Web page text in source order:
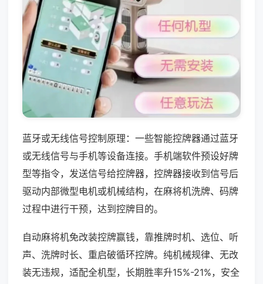
蓝牙或无线信号控制原理：一些智能控牌器通过蓝牙
或无线信号与手机等设备连接。手机端软件预设好牌
型等指令，发送信号给控牌器，控牌器接收到信号后
驱动内部微型电机或机械结构，在麻将机洗牌、码牌
过程中进行干预，达到控牌目的。
自动麻将机免改装控牌赢钱，靠推牌时机、选位、听
声、洗牌时长、重启破循环控牌。纯机械规律、无改
装无违规，适配全机型，长期胜率升15%-21%，安全